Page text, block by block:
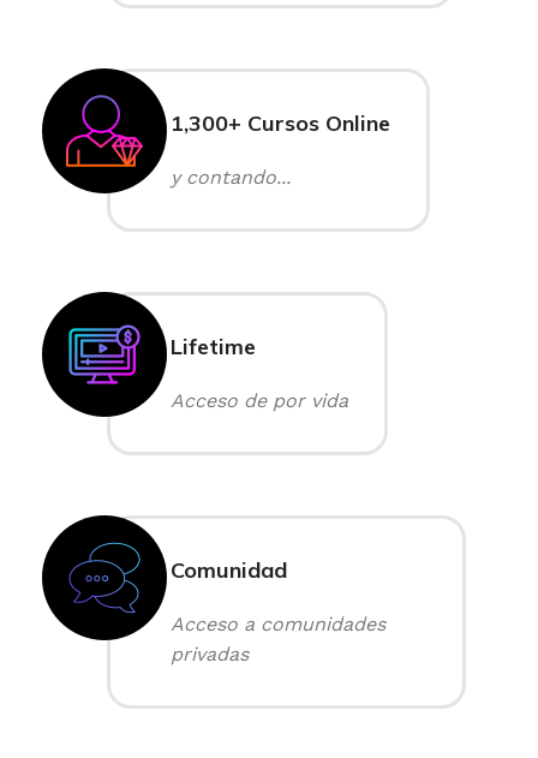
1,300+ Cursos Online
y contando...
Lifetime
Acceso de por vida
Comunidad
Acceso a comunidades
privadas